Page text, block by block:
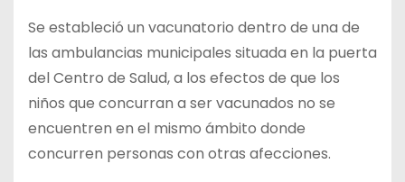
Se estableció un vacunatorio dentro de una de
las ambulancias municipales situada en la puerta
del Centro de Salud, a los efectos de que los
niños que concurran a ser vacunados no se
encuentren en el mismo ámbito donde
concurren personas con otras afecciones.